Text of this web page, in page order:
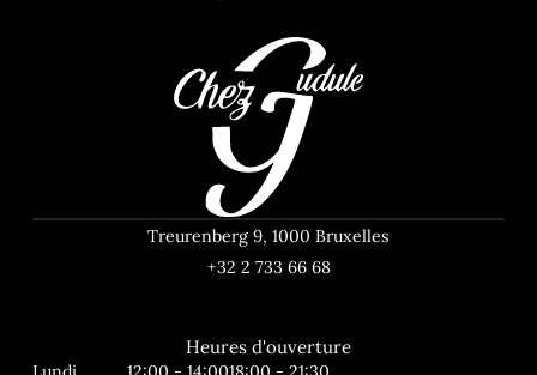
Treurenberg 9, 1000 Bruxelles
+32 2 733 66 68
Heures d'ouverture